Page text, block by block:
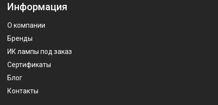
Информация
О компании
Бренды
ИК лампы под заказ
Сертификаты
Блог
Контакты